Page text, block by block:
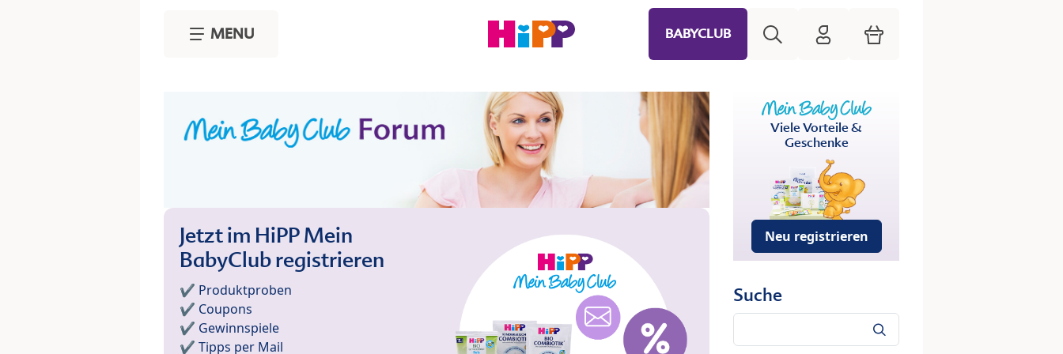
MENU BABYCLUB HiPP Mein Babyclub
Warenkorb
Jetzt im HiPP Mein
BabyClub registrieren
✔️ Produktproben
✔️ Coupons
✔️ Gewinnspiele
✔️ Tipps per Mail
Viele Vorteile &
Geschenke
Neu registrieren
Suche